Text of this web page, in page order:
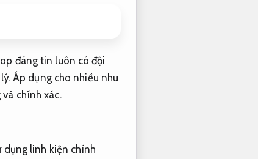
đáng tin luôn có đội
Áp dụng cho nhiều nhu
chính xác.
dụng linh kiện chính